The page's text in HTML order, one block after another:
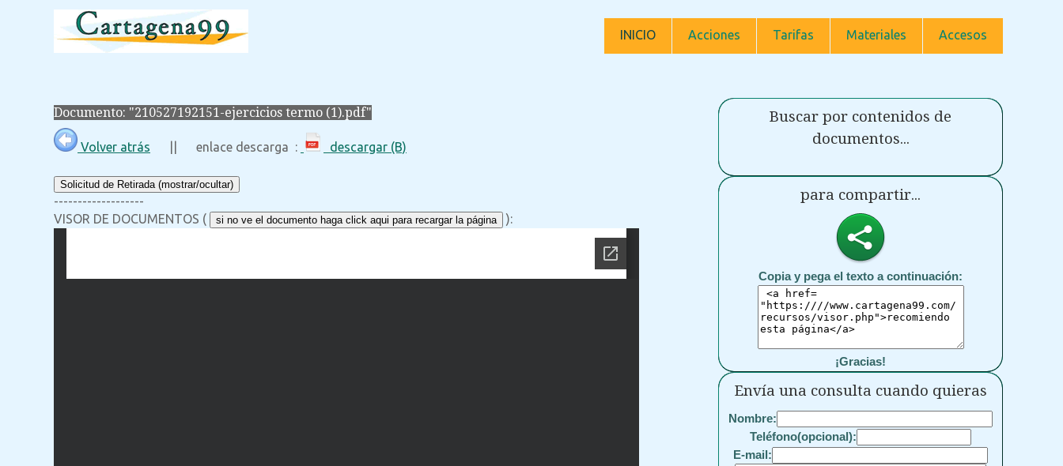
INICIO Acciones Tarifas Materiales Accesos
Documento: "210527192151-ejercicios termo (1).pdf"
Volver atrás || enlace descarga : descargar (B)
Solicitud de Retirada (mostrar/ocultar)
-------------------
VISOR DE DOCUMENTOS (
si no ve el documento haga click aqui para recargar la página ):
Buscar por contenidos de
documentos...
para compartir...
Copia y pega el texto a continuación:
¡Gracias!
Envía una consulta cuando quieras
Nombre:
Teléfono(opcional):
E-mail: